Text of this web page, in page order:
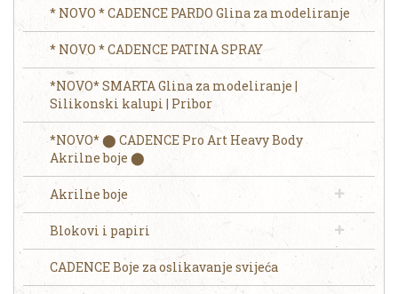
* NOVO * CADENCE PARDO Glina za modeliranje
* NOVO * CADENCE PATINA SPRAY
*NOVO* SMARTA Glina za modeliranje |
Silikonski kalupi | Pribor
*NOVO* ⬤ CADENCE Pro Art Heavy Body
Akrilne boje ⬤
Akrilne boje
Blokovi i papiri
CADENCE Boje za oslikavanje svijeća